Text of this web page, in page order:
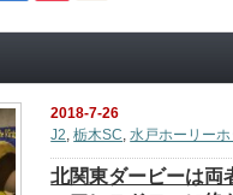
2018-7-26
J2,栃木SC,水戸ホーリーホ
北関東ダービーは両